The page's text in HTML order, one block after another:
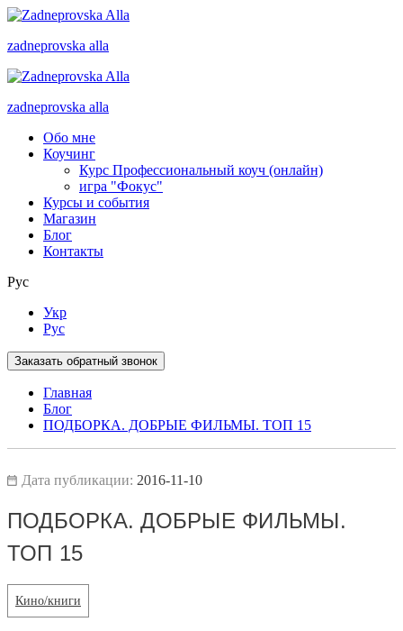
zadneprovska alla
zadneprovska alla
Обо мне
Коучинг
Курс Профессиональный коуч (онлайн)
игра "Фокус"
Курсы и события
Магазин
Блог
Контакты
Рус
Укр
Рус
Заказать обратный звонок
Главная
Блог
ПОДБОРКА. ДОБРЫЕ ФИЛЬМЫ. ТОП 15
Дата публикации: 2016-11-10
ПОДБОРКА. ДОБРЫЕ ФИЛЬМЫ.
ТОП 15
Кино/книги